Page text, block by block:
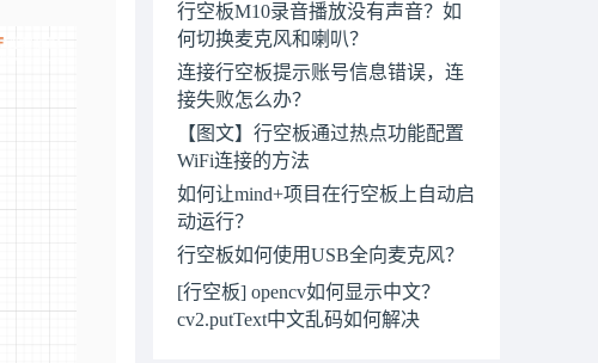
行空板M10录音播放没有声音？如
何切换麦克风和喇叭？
连接行空板提示账号信息错误，连
接失败怎么办？
【图文】行空板通过热点功能配置
WiFi连接的方法
如何让mind+项目在行空板上自动启
动运行？
行空板如何使用USB全向麦克风？
[行空板] opencv如何显示中文？
cv2.putText中文乱码如何解决